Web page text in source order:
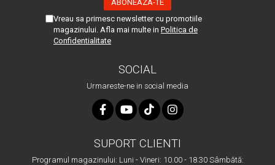
Vreau sa primesc newsletter cu promotiile
magazinului. Afla mai multe in Politica de
Confidentialitate
SOCIAL
Urmareste-ne in social media
SUPORT CLIENTI
Programul magazinului: Luni - Vineri: 10.00 - 18.30 Sâmbătă: